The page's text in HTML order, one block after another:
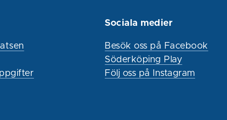
Sociala medier
Besök oss på Facebook
Söderköping Play
Följ oss på Instagram